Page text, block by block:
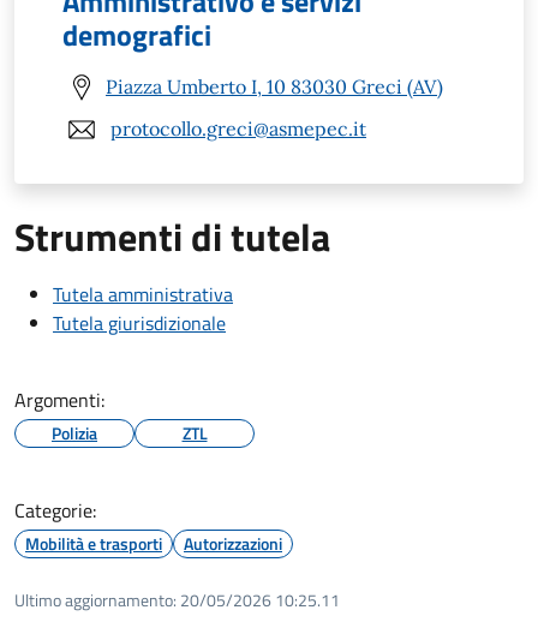
demografici
Piazza Umberto I, 10 83030 Greci (AV)
protocollo.greci@asmepec.it
Strumenti di tutela
Tutela amministrativa
Tutela giurisdizionale
Argomenti:
Polizia ZTL
Categorie:
Mobilità e trasporti Autorizzazioni
Ultimo aggiornamento: 20/05/2026 10:25.11